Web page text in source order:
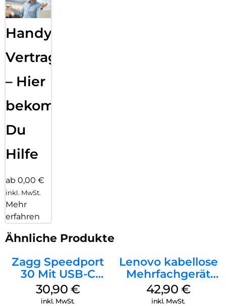
Handy
Vertragsabwicklung
– Hier
bekommst
Du
Hilfe
ab 0,00 €
inkl. MwSt.
Mehr
erfahren
Ähnliche Produkte
Zagg Speedport
30 Mit USB-C
Kabel Weiß
30,90 €
inkl. MwSt.
Lenovo kabellose
Mehrfachgerät
Luna Grey
42,90 €
inkl. MwSt.